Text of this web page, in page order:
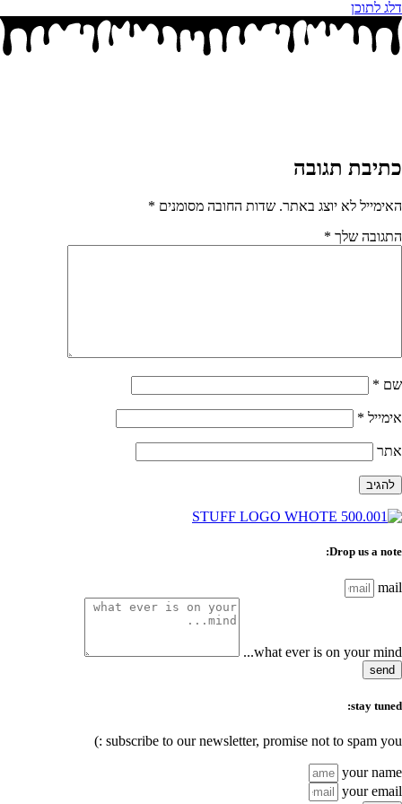
דלג לתוכן
כתיבת תגובה
האימייל לא יוצג באתר. שדות החובה מסומנים *
התגובה שלך *
שם *
אימייל *
אתר
Drop us a note:
mail
what ever is on your mind...
send
stay tuned:
subscribe to our newsletter, promise not to spam you :)
your name
your email